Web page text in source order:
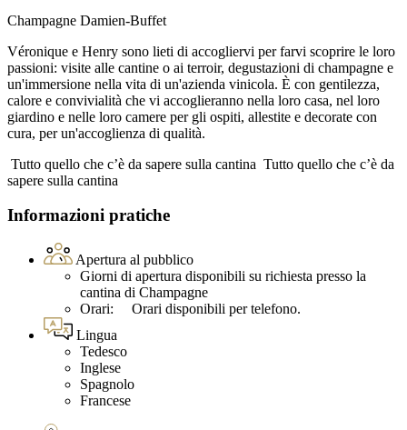
Champagne Damien-Buffet
Véronique e Henry sono lieti di accogliervi per farvi scoprire le loro
passioni: visite alle cantine o ai terroir, degustazioni di champagne e
un'immersione nella vita di un'azienda vinicola. È con gentilezza,
calore e convivialità che vi accoglieranno nella loro casa, nel loro
giardino e nelle loro camere per gli ospiti, allestite e decorate con
cura, per un'accoglienza di qualità.
Tutto quello che c’è da sapere sulla cantina Tutto quello che c’è da
sapere sulla cantina
Informazioni pratiche
Apertura al pubblico
Giorni di apertura disponibili su richiesta presso la
cantina di Champagne
Orari: Orari disponibili per telefono.
Lingua
Tedesco
Inglese
Spagnolo
Francese